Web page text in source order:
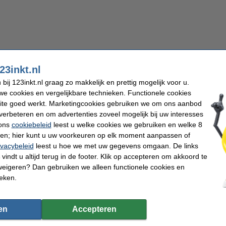
Uw ladeblokken kopen voor een opgeruimde ruimte
én stijlvolle ladeblokken voor op kantoor of thuis. Ontdek het ruime
Van een compacte ladeblok voor onder uw bureau, tot een grotere met
op wielen ideaal.
foto's en andere artikelen bergt u er netjes in op. Zo heeft u altijd een
profiteer van razendsnelle levering en scherpe prijzen.
uw documenten veilig op
aanwezig die niet voor iedereen toegankelijk mogen zijn. Denk aan
Dan biedenbureau ladeblokkenmet een slot uitkomst. In deze
met een gerust hart op. Zo combineert u praktische opbergruimte met
met de
123inkt huismerk ladeblokken . Van een ladeblok voor onder uw
én u krijgt 100% garantie.
123inkt.nl graag zo makkelijk en prettig mogelijk voor u.
cookies en vergelijkbare technieken. Functionele cookies
goed werkt. Marketingcookies gebruiken we om ons aanbod
en om advertenties zoveel mogelijk bij uw interesses
cookiebeleid leest u welke cookies we gebruiken en welke 8
hier kunt u uw voorkeuren op elk moment aanpassen of
leest u hoe we met uw gegevens omgaan. De links
u altijd terug in de footer. Klik op accepteren om akkoord te
Dan gebruiken we alleen functionele cookies en
Accepteren